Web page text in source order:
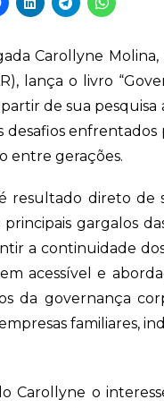
Carollyne
lança o livro
partir de sua
desafios
entre gerações.
resultado direto de
gargalos
a continuidade
acessível e
da governança
familiares,
Carollyne o